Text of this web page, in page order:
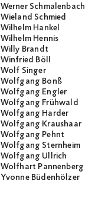
Werner Schmalenbach
Wieland Schmied
Wilhelm Hankel
Wilhelm Hennis
Willy Brandt
Winfried Böll
Wolf Singer
Wolfgang Bonß
Wolfgang Engler
Wolfgang Frühwald
Wolfgang Harder
Wolfgang Kraushaar
Wolfgang Pehnt
Wolfgang Sternheim
Wolfgang Ullrich
Wolfhart Pannenberg
Yvonne Büdenhölzer